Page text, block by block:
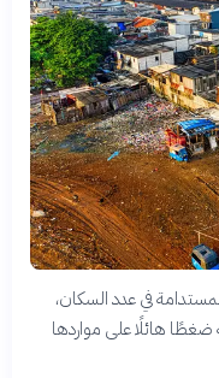
المستدامة في عدد السكان،
ضغطًا هائلًا على مواردها